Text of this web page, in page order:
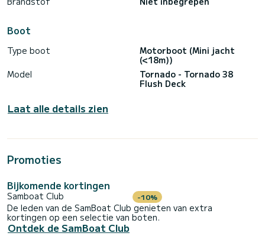
-Sorrento-Ischia of Procida €650
-Sorrento-Capri-Positano €450
-Sorrento-Capri-Positano-Amalfi €600
Boot
Type boot
Motorboot (Mini jacht
(<18m))
Model
Tornado - Tornado 38
Flush Deck
Laat alle details zien
Promoties
Bijkomende kortingen
Samboat Club -10%
De leden van de SamBoat Club genieten van extra
kortingen op een selectie van boten.
Ontdek de SamBoat Club